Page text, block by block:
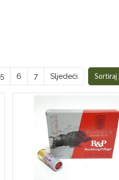
5 6 7 Sljedeći Sortiraj